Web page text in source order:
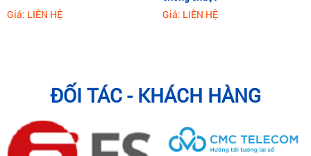
Giá: LIÊN HỆ
Giá: LIÊN HỆ
ĐỐI TÁC - KHÁCH HÀNG